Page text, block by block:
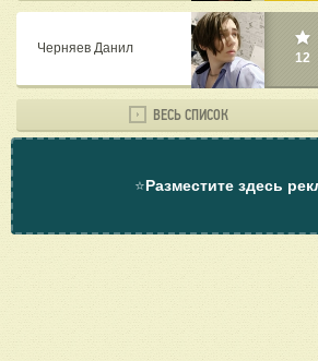
Черняев Данил
12
ВЕСЬ СПИСОК
⭐Разместите здесь